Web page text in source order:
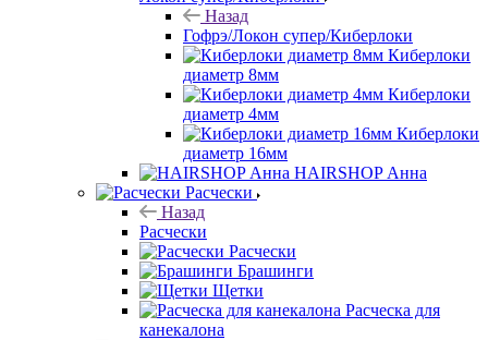
Назад
Гофрэ/Локон супер/Киберлоки
Киберлоки
диаметр 8мм
Киберлоки
диаметр 4мм
Киберлоки
диаметр 16мм
HAIRSHOP Анна
Расчески
Назад
Расчески
Расчески
Брашинги
Щетки
Расческа для
канекалона